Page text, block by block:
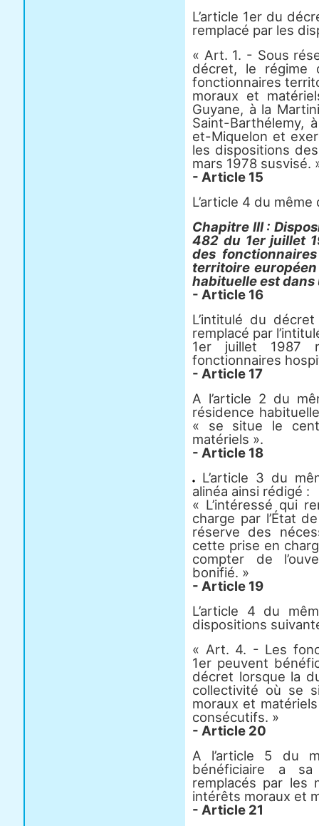
L’article 1er du
remplacé par les
« Art. 1. - Sous
décret, le régime
fonctionnaires
moraux et
Guyane, à la
Saint-Barthélemy,
et-Miquelon et
les dispositions
mars 1978 susvisé.
- Article 15
L’article 4 du
Chapitre III :
482 du 1er juillet
des
territoire
habituelle est
- Article 16
L’intitulé du
remplacé par
1er juillet 1987
fonctionnaires
- Article 17
A l’article 2 du
résidence
« se situe le
matériels ».
- Article 18
L’article 3 du
alinéa ainsi rédigé :
« L’intéressé qui
charge par l’État
réserve des
cette prise en
compter de
bonifié. »
- Article 19
L’article 4 du
dispositions
« Art. 4. - Les
1er peuvent
décret lorsque la
collectivité où se
moraux et
consécutifs. »
- Article 20
A l’article 5 du
bénéficiaire a
remplacés par
intérêts moraux et
- Article 21